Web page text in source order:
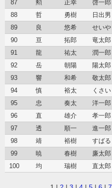
87
勲 正幸 啓一郎
88
哲 勇樹 日出男
89
良 悠希 せいや
90
亘 拓郎 竜太郎
91
龍 祐太 潤一郎
92
岳 朝陽 陽太郎
93
響 和希 敬太郎
94
慎 裕太 くさい
95
忠 奏太 洋一郎
96
直 雄介 孝一郎
97
透 順一 進一郎
98
靖 裕樹 すばる
99
暁 春樹 廉太郎
100
均 瑞樹 直太郎